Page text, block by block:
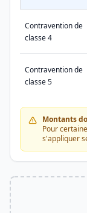
Contravention de
classe 4
Contravention de
classe 5
Montants
Pour
s'appliquer